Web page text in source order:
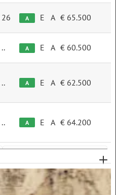
0
26 A E A € 65.500
.. A E A € 60.500
.. A E A € 62.500
.. A E A € 64.200